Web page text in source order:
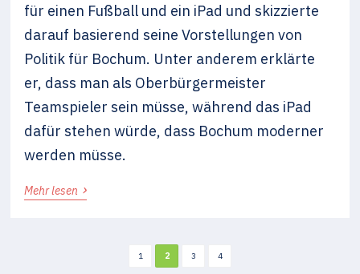
für einen Fußball und ein iPad und skizzierte
darauf basierend seine Vorstellungen von
Politik für Bochum. Unter anderem erklärte
er, dass man als Oberbürgermeister
Teamspieler sein müsse, während das iPad
dafür stehen würde, dass Bochum moderner
werden müsse.
Mehr lesen ›
1 2 3 4